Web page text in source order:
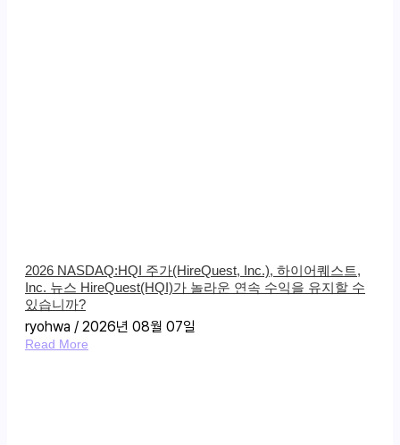
2026 NASDAQ:HQI 주가(HireQuest, Inc.), 하이어퀘스트,
Inc. 뉴스 HireQuest(HQI)가 놀라운 연속 수익을 유지할 수
있습니까?
ryohwa 2026년 08월 07일
Read More